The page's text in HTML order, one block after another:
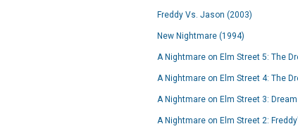
Freddy Vs. Jason (2003)
New Nightmare (1994)
A Nightmare on Elm Street 5: The
A Nightmare on Elm Street 4: The
A Nightmare on Elm Street 3:
A Nightmare on Elm Street 2: